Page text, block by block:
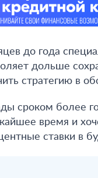
до года
дольше
стратегию в
сроком более
время и
ставки в